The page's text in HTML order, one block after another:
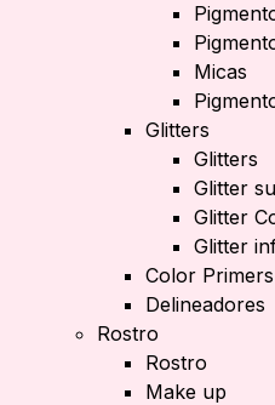
Micas
Glitters
Glitters
Glitter
Glitter
Glitter
Color Primers
Delineadores
Rostro
Rostro
Make up